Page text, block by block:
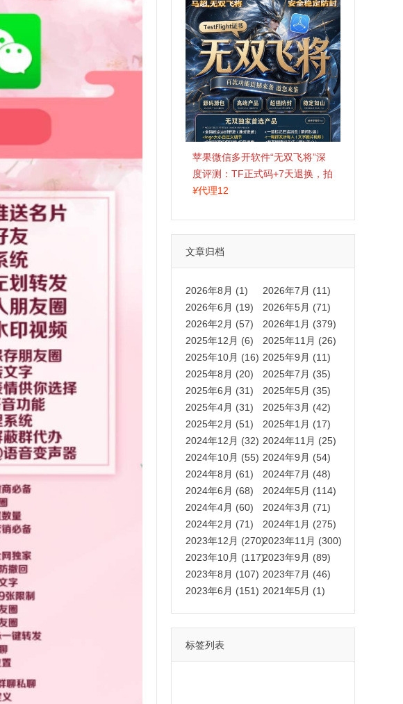
苹果微信多开软件“无双飞将”深
度评测：TF正式码+7天退换，拍
拍卡激活码商城正品保障
¥代理12
文章归档
2026年8月 (1)
2026年7月 (11)
2026年6月 (19)
2026年5月 (71)
2026年2月 (57)
2026年1月 (379)
2025年12月 (6)
2025年11月 (26)
2025年10月 (16) 2025年9月 (11)
2025年8月 (20)
2025年7月 (35)
2025年6月 (31)
2025年5月 (35)
2025年4月 (31)
2025年3月 (42)
2025年2月 (51)
2025年1月 (17)
2024年12月 (32) 2024年11月 (25)
2024年10月 (55) 2024年9月 (54)
2024年8月 (61)
2024年7月 (48)
2024年6月 (68)
2024年5月 (114)
2024年4月 (60)
2024年3月 (71)
2024年2月 (71)
2024年1月 (275)
2023年12月 (270)2023年11月 (300)
2023年10月 (117)2023年9月 (89)
2023年8月 (107) 2023年7月 (46)
2023年6月 (151) 2021年5月 (1)
标签列表